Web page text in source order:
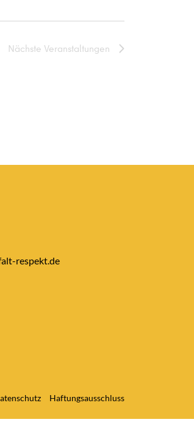
Nächste Veranstaltungen
respekt.de
Haftungsausschluss